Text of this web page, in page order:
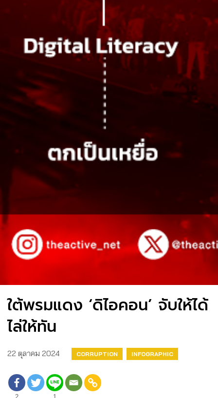
ใต้พรมแดง ‘ดิไอคอน’ จับให้ได้
ไล่ให้ทัน
22 ตุลาคม 2024 CORRUPTION INFOGRAPHIC